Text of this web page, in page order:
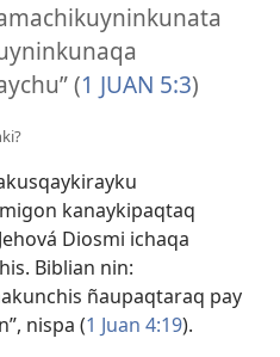
(1 JUAN 5:3)
kanaykipaqtaq
Diosmi ichaqa
Biblian nin:
ñaupaqtaraq pay
nispa (1 Juan 4:19).